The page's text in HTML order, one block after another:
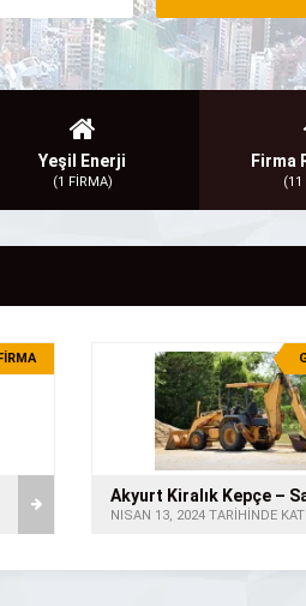
Yeşil Enerji
(1 FİRMA)
Firma
(11
NISAN 13, 2024 TARİHİNDE